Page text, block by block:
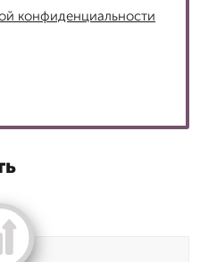
конфиденциальности